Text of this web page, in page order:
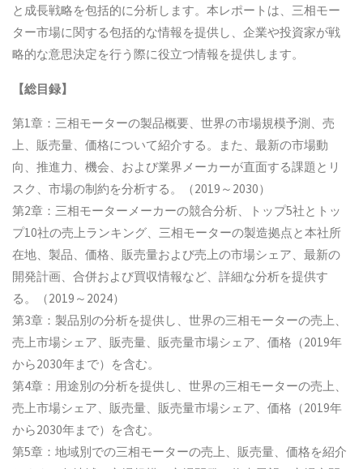
と成長戦略を包括的に分析します。本レポートは、三相モー
ター市場に関する包括的な情報を提供し、企業や投資家が戦
略的な意思決定を行う際に役立つ情報を提供します。
【総目録】
第1章：三相モーターの製品概要、世界の市場規模予測、売
上、販売量、価格について紹介する。また、最新の市場動
向、推進力、機会、および業界メーカーが直面する課題とリ
スク、市場の制約を分析する。（2019～2030）
第2章：三相モーターメーカーの競合分析、トップ5社とトッ
プ10社の売上ランキング、三相モーターの製造拠点と本社所
在地、製品、価格、販売量および売上の市場シェア、最新の
開発計画、合併および買収情報など、詳細な分析を提供す
る。（2019～2024）
第3章：製品別の分析を提供し、世界の三相モーターの売上、
売上市場シェア、販売量、販売量市場シェア、価格（2019年
から2030年まで）を含む。
第4章：用途別の分析を提供し、世界の三相モーターの売上、
売上市場シェア、販売量、販売量市場シェア、価格（2019年
から2030年まで）を含む。
第5章：地域別での三相モーターの売上、販売量、価格を紹介